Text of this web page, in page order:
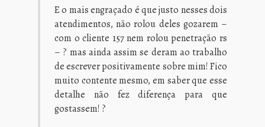
E o mais engraçado é que justo nesses dois
atendimentos, não rolou deles gozarem –
com o cliente 157 nem rolou penetração rs
– ? mas ainda assim se deram ao trabalho
de escrever positivamente sobre mim! Fico
muito contente mesmo, em saber que esse
detalhe não fez diferença para que
gostassem! ?